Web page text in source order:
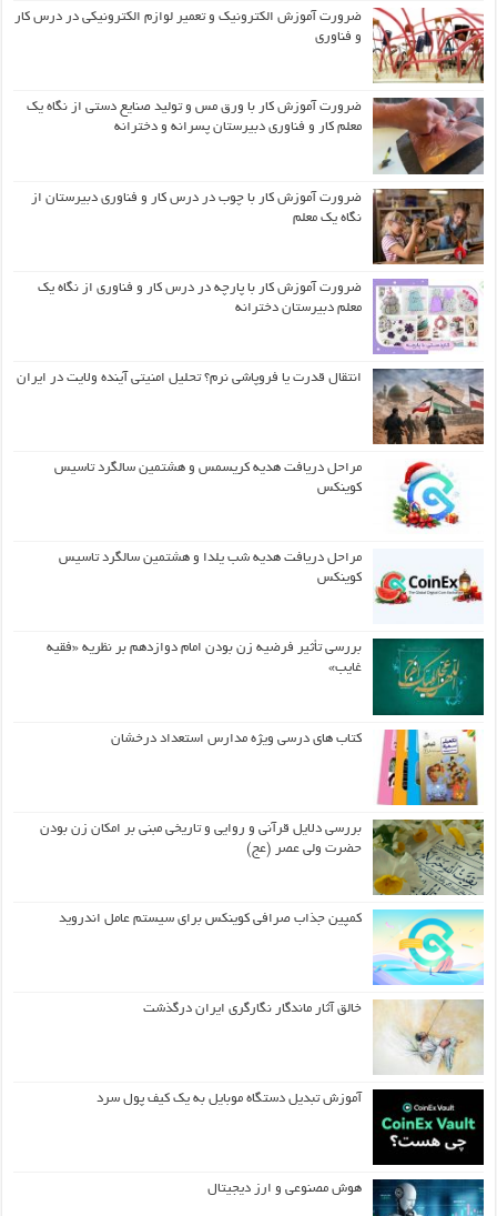
ضرورت آموزش الکترونیک و تعمیر لوازم الکترونیکی در درس کار
و فناوری
ضرورت آموزش کار با ورق مس و تولید صنایع دستی از نگاه یک
معلم کار و فناوری دبیرستان پسرانه و دخترانه
ضرورت آموزش کار با چوب در درس کار و فناوری دبیرستان از
نگاه یک معلم
ضرورت آموزش کار با پارچه در درس کار و فناوری از نگاه یک
معلم دبیرستان دخترانه
انتقال قدرت یا فروپاشی نرم؟ تحلیل امنیتی آینده ولایت در ایران
مراحل دریافت هدیه کریسمس و هشتمین سالگرد تاسیس
کوینکس
مراحل دریافت هدیه شب یلدا و هشتمین سالگرد تاسیس
کوینکس
بررسی تأثیر فرضیه زن بودن امام دوازدهم بر نظریه «فقیه
غایب»
کتاب های درسی ویژه مدارس استعداد درخشان
بررسی دلایل قرآنی و روایی و تاریخی مبنی بر امکان زن بودن
حضرت ولی عصر (عج)
کمپین جذاب صرافی کوینکس برای سیستم عامل اندروید
خالق آثار ماندگار نگارگری ایران درگذشت
آموزش تبدیل دستگاه موبایل به یک کیف‌ پول سرد
هوش مصنوعی و ارز دیجیتال